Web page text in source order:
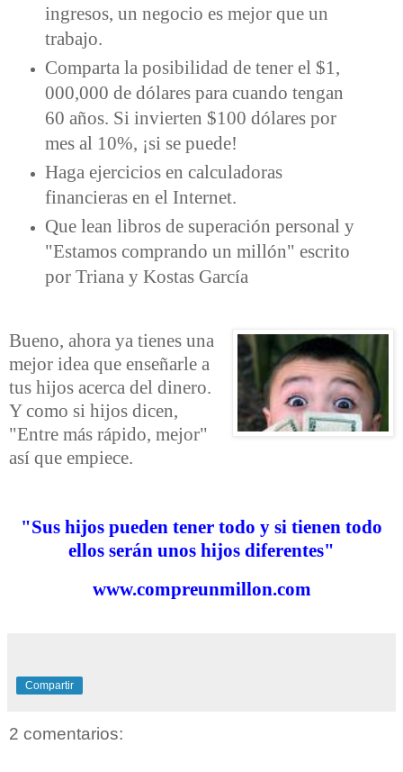
ingresos, un negocio es mejor que un
trabajo.
Comparta la posibilidad de tener el $1,
000,000 de dólares para cuando tengan
60 años. Si invierten $100 dólares por
mes al 10%, ¡si se puede!
Haga ejercicios en calculadoras
financieras en el Internet.
Que lean libros de superación personal y
"Estamos comprando un millón" escrito
por Triana y Kostas García
Bueno, ahora ya tienes una
mejor idea que enseñarle a
tus hijos acerca del dinero.
Y como si hijos dicen,
"Entre más rápido, mejor"
así que empiece.
"Sus hijos pueden tener todo y si tienen todo
ellos serán unos hijos diferentes"
www.compreunmillon.com
Compartir
2 comentarios: